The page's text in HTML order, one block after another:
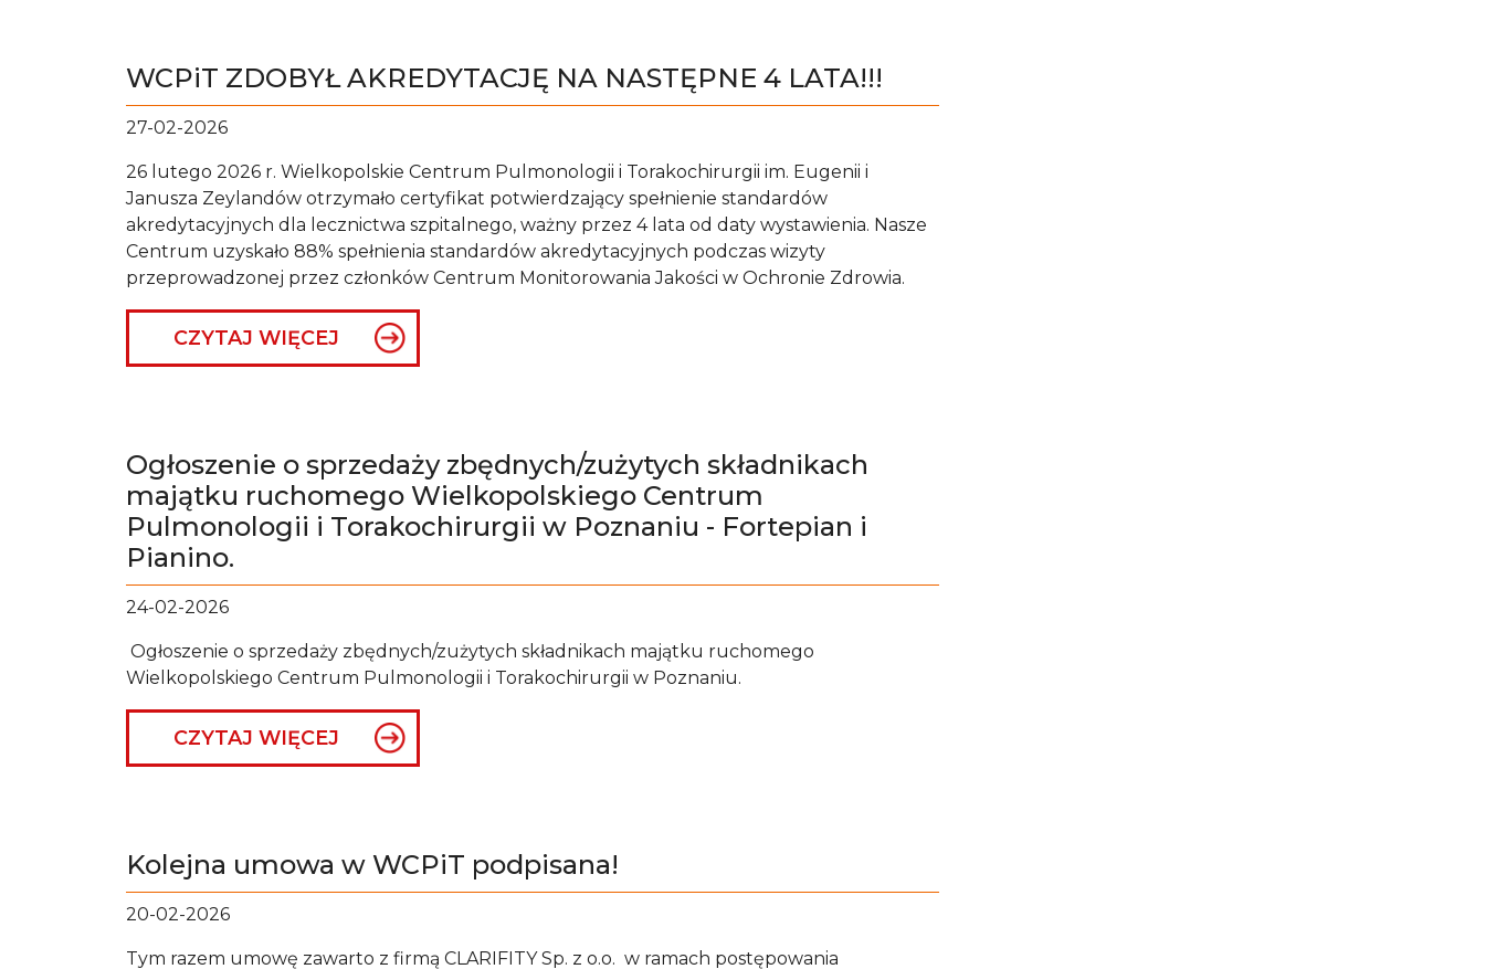
WCPiT ZDOBYŁ AKREDYTACJĘ NA NASTĘPNE 4 LATA!!!
27-02-2026
26 lutego 2026 r. Wielkopolskie Centrum Pulmonologii i Torakochirurgii im. Eugenii i
Janusza Zeylandów otrzymało certyfikat potwierdzający spełnienie standardów
akredytacyjnych dla lecznictwa szpitalnego, ważny przez 4 lata od daty wystawienia. Nasze
Centrum uzyskało 88% spełnienia standardów akredytacyjnych podczas wizyty
przeprowadzonej przez członków Centrum Monitorowania Jakości w Ochronie Zdrowia.
CZYTAJ WIĘCEJ
Ogłoszenie o sprzedaży zbędnych/zużytych składnikach
majątku ruchomego Wielkopolskiego Centrum
Pulmonologii i Torakochirurgii w Poznaniu - Fortepian i
Pianino.
24-02-2026
Ogłoszenie o sprzedaży zbędnych/zużytych składnikach majątku ruchomego
Wielkopolskiego Centrum Pulmonologii i Torakochirurgii w Poznaniu.
CZYTAJ WIĘCEJ
Kolejna umowa w WCPiT podpisana!
20-02-2026
Tym razem umowę zawarto z firmą CLARIFITY Sp. z o.o. w ramach postępowania